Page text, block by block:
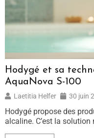
Hodygé et sa
AquaNova S-100
Laetitia Helfer 30 juin
Hodygé propose des
alcaline. C’est la